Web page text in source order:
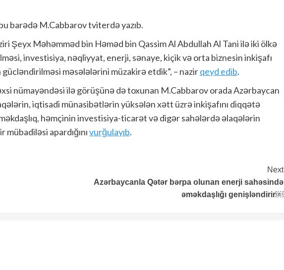
barədə M.Cabbarov tviterdə yazıb.
Şeyx Məhəmməd bin Həməd bin Qassim Al Abdullah Al Tani ilə iki ölkə
investisiya, nəqliyyat, enerji, sənaye, kiçik və orta biznesin inkişafı
məsələlərini müzakirə etdik”, – nazirqeyd edib.
nümayəndəsi ilə görüşünə də toxunan M.Cabbarov orada Azərbaycan
iqtisadi münasibətlərin yüksələn xətt üzrə inkişafını diqqətə
əməkdaşlıq, həmçinin investisiya-ticarət və digər sahələrdə əlaqələrin
apardığınıvurğulayıb.
Next
Azərbaycanla Qətər bərpa olunan enerji sahəsində
əməkdaşlığı genişləndirir￼